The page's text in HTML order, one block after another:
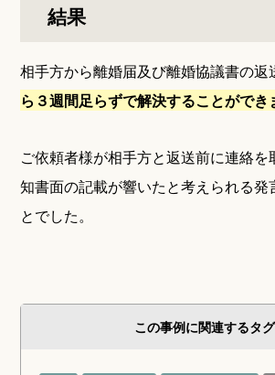
結果
相手方から離婚届及び離婚協議書の返
ら３週間足らずで解決することができ
ご依頼者様が相手方と返送前に連絡を
知書面の記載が響いたと考えられる発
とでした。
この事例に関連するタグ